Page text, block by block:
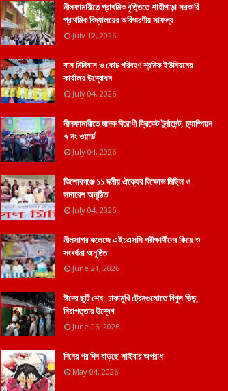
নীলফামারীতে প্রাথমিক বৃত্তিতে শাহীপাড়া সরকারি
প্রাথমিক বিদ্যালয়ের অবিস্মরণীয় সাফল্য
July 12, 2026
বাস মিনিবাস ও কোচ পরিবহণ শ্রমিক ইউনিয়নের
কার্যালয় উদ্বোধন
July 04, 2026
নীলফামারীতে মাদক বিরোধী ক্রিকেট টুর্নামেন্ট, চ্যাম্পিয়ন
৭ নং ওয়ার্ড
July 04, 2026
কিশোরগঞ্জে ১১ দলীয় ঐক্যের বিক্ষোভ মিছিল ও
সমাবেশ অনুষ্ঠিত
July 04, 2026
নীলসাগর কলেজে এইচএসসি পরীক্ষার্থীদের বিদায় ও
সংবর্ধনা অনুষ্ঠিত
June 21, 2026
ঈদের ছুটি শেষ: ঢাকামুখি ট্রেনগুলোতে বিপুল ভিড়,
নিরাপত্তার উদ্বেগ
June 06, 2026
দিনের পর দিন বাড়ছে সাইবার অপরাধ
May 04, 2026